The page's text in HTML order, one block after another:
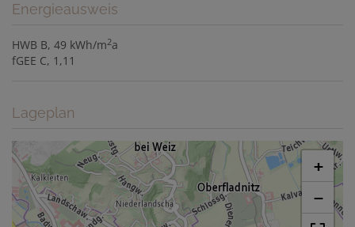
Energieausweis
HWB B, 49 kWh/m2a
fGEE C, 1,11
Lageplan
+
−